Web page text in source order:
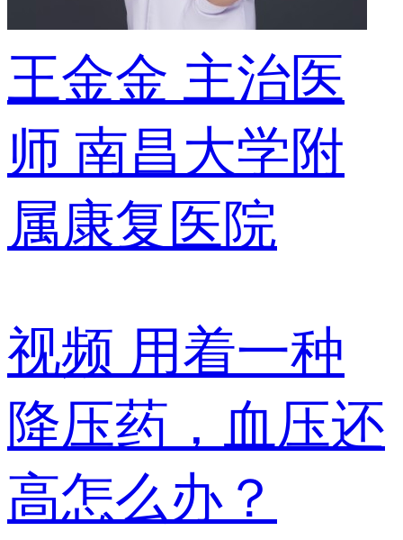
王金金 主治医
师 南昌大学附
属康复医院
视频 用着一种
降压药，血压还
高怎么办？